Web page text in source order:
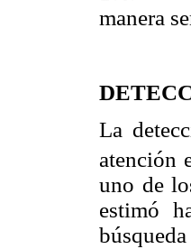
manera
La
atención
uno de
estimó